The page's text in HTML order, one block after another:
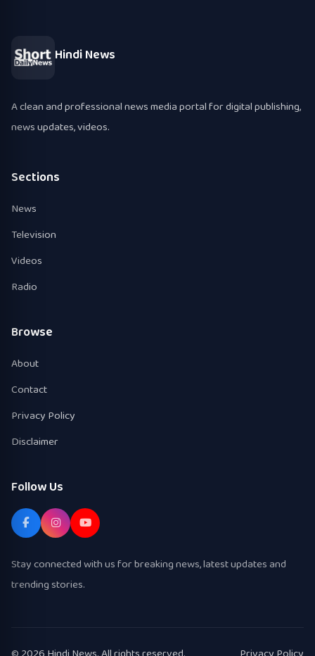
Hindi News
A clean and professional news media portal for digital publishing,
news updates, videos.
Sections
News
Television
Videos
Radio
Browse
About
Contact
Privacy Policy
Disclaimer
Follow Us
Stay connected with us for breaking news, latest updates and
trending stories.